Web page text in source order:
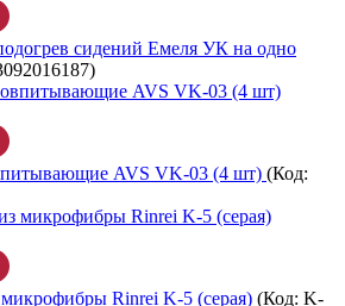
сидений Емеля УК на одно
)
AVS VK-03 (4 шт) (Код:
Rinrei K-5 (серая) (Код: K-